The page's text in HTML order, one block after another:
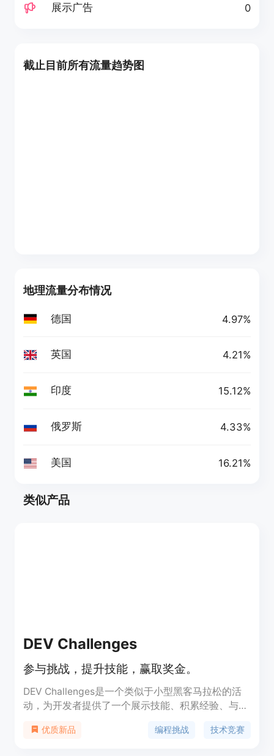
展示广告 0
截止目前所有流量趋势图
地理流量分布情况
德国 4.97%
英国 4.21%
印度 15.12%
俄罗斯 4.33%
美国 16.21%
类似产品
DEV Challenges
参与挑战，提升技能，赢取奖金。
DEV Challenges是一个类似于小型黑客马拉松的活
动，为开发者提供了一个展示技能、积累经验、与社
自己的编程能力，同时有机会赢取现金奖励。这些挑
优质新品 编程挑战 技术竞赛